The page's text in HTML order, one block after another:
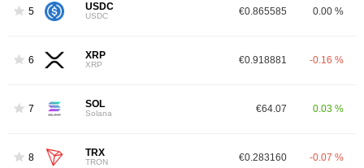
5 USDC
USDC €0.865585 0.00 %
6 XRP
XRP €0.918881 -0.16 %
7 SOL
Solana €64.07 0.03 %
8 TRX
TRON €0.283160 -0.07 %